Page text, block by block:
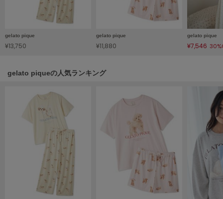
スナイデル
SNIDEL HOME
スナイデル ホーム
サムウェアバター
Stylevoice for xxx
スタイルヴォイスフォー
gelato pique
¥13,750
gelato pique
¥11,880
gelato pique
¥7,546
gelato piqueの人気ランキング